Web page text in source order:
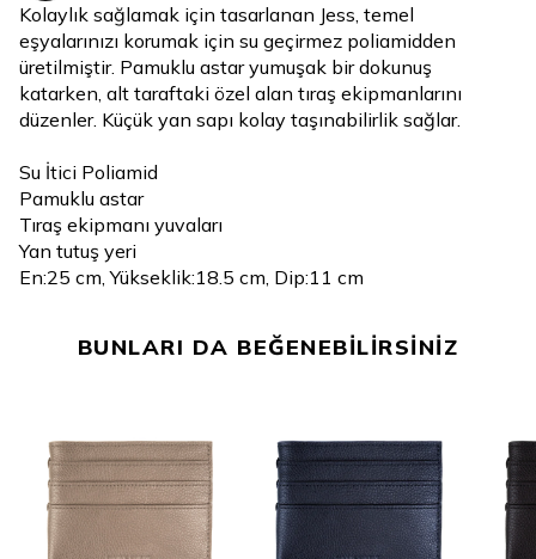
Kolaylık sağlamak için tasarlanan Jess, temel
eşyalarınızı korumak için su geçirmez poliamidden
üretilmiştir. Pamuklu astar yumuşak bir dokunuş
katarken, alt taraftaki özel alan tıraş ekipmanlarını
düzenler. Küçük yan sapı kolay taşınabilirlik sağlar.
Su İtici Poliamid
Pamuklu astar
Tıraş ekipmanı yuvaları
Yan tutuş yeri
En:25 cm, Yükseklik:18.5 cm, Dip:11 cm
BUNLARI DA BEĞENEBİLİRSİNİZ